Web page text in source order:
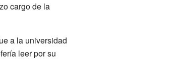
cargo de la
a la universidad
leer por su